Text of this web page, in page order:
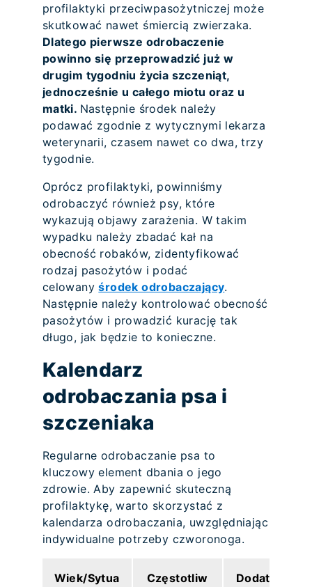
profilaktyki przeciwpasożytniczej może
skutkować nawet śmiercią zwierzaka.
Dlatego pierwsze odrobaczenie
powinno się przeprowadzić już w
drugim tygodniu życia szczeniąt,
jednocześnie u całego miotu oraz u
matki. Następnie środek należy
podawać zgodnie z wytycznymi lekarza
weterynarii, czasem nawet co dwa, trzy
tygodnie.
Oprócz profilaktyki, powinniśmy
odrobaczyć również psy, które
wykazują objawy zarażenia. W takim
wypadku należy zbadać kał na
obecność robaków, zidentyfikować
rodzaj pasożytów i podać
celowanyśrodek odrobaczający.
Następnie należy kontrolować obecność
pasożytów i prowadzić kurację tak
długo, jak będzie to konieczne.
Kalendarz
odrobaczania psa i
szczeniaka
Regularne odrobaczanie psa to
kluczowy element dbania o jego
zdrowie. Aby zapewnić skuteczną
profilaktykę, warto skorzystać z
kalendarza odrobaczania, uwzględniając
indywidualne potrzeby czworonoga.
Wiek/Sytua
Częstotliw
Dodatkowe